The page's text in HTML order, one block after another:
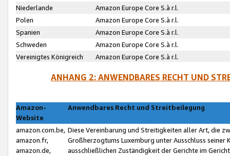
Niederlande
Amazon Europe Core S.à r.l.
Polen
Amazon Europe Core S.à r.l.
Spanien
Amazon Europe Core S.à r.l.
Schweden
Amazon Europe Core S.à r.l.
Vereinigtes Königreich
Amazon Europe Core S.à r.l.
ANHANG 2: ANWENDBARES RECHT UND
Amazon-
Website
Anwendbares Recht und Streitbeilegung
amazon.com.be,
amazon.fr,
amazon.de,
Diese Vereinbarung und Streitigkeiten aller Art, die
Großherzogtums Luxemburg unter Ausschluss
ausschließlichen Zuständigkeit der Gerichte im